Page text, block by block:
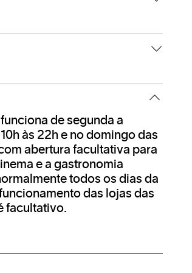
As lojas com
de segunda a
às 22h e no domingo das
abertura facultativa para
e a gastronomia
todos os dias da
das lojas das
facultativo.